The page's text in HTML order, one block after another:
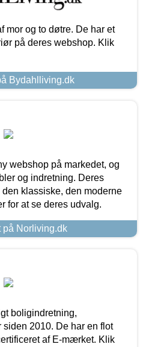
mor og to døtre. De har et
på deres webshop. Klik
Bydahlliving.dk
webshop på markedet, og
og indretning. Deres
klassiske, den moderne
for at se deres udvalg.
på Norliving.dk
boligindretning,
2010. De har en flot
af E-mærket. Klik